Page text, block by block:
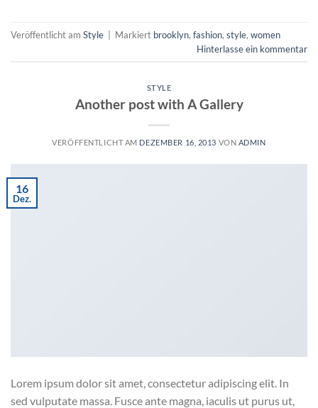
Veröffentlicht am Style Markiert brooklyn, fashion, style, women
Hinterlasse ein kommentar
STYLE
Another post with A Gallery
VERÖFFENTLICHT AM DEZEMBER 16, 2013 VON ADMIN
16
Dez.
Lorem ipsum dolor sit amet, consectetur adipiscing elit. In
sed vulputate massa. Fusce ante magna, iaculis ut purus ut,